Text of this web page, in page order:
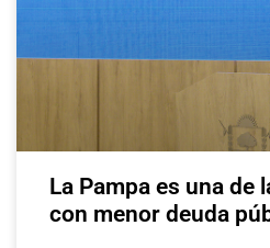
La Pampa es una de
con menor deuda